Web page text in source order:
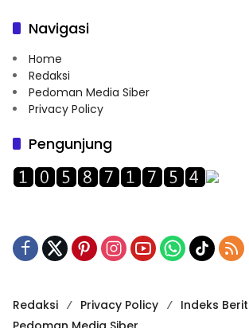
Navigasi
Home
Redaksi
Pedoman Media Siber
Privacy Policy
Pengunjung
Redaksi Privacy Policy
Indeks